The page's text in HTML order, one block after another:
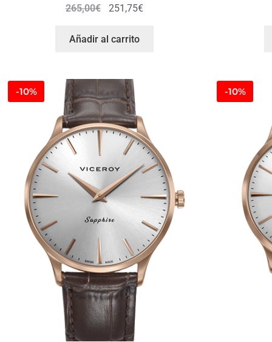
265,00€ 251,75€
Añadir al carrito
-10% -10%